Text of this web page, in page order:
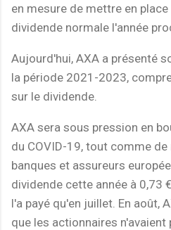
en mesure de mettre en
dividende normale l'année
Aujourd'hui, AXA a présenté
la période 2021-2023,
sur le dividende.
AXA sera sous pression en
du COVID-19, tout comme
banques et assureurs
dividende cette année à 0,73
l'a payé qu'en juillet. En août,
que les actionnaires